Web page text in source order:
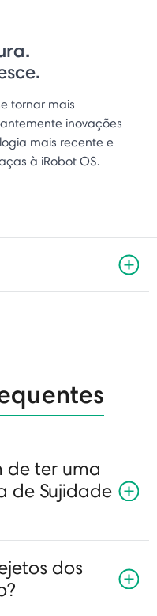
tornar mais
inovações
mais recente e
à iRobot OS.
de ter uma
de Sujidade
dos